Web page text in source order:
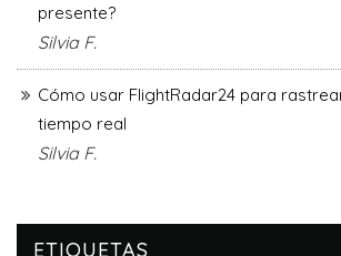
presente?
Silvia F.
Cómo usar FlightRadar24 para
tiempo real
Silvia F.
ETIQUETAS